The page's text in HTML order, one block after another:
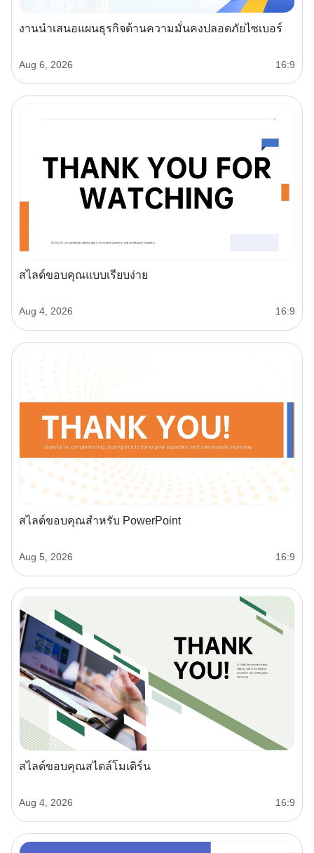
งานนำเสนอแผนธุรกิจด้านความมั่นคงปลอดภัยไซเบอร์
Aug 6, 2026 16:9
สไลด์ขอบคุณแบบเรียบง่าย
Aug 4, 2026 16:9
สไลด์ขอบคุณสำหรับ PowerPoint
Aug 5, 2026 16:9
สไลด์ขอบคุณสไตล์โมเดิร์น
Aug 4, 2026 16:9